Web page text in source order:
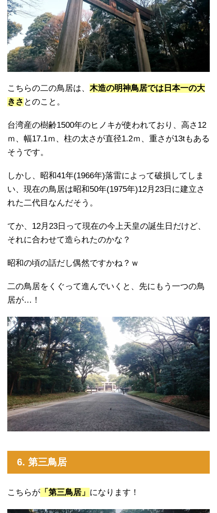
こちらの二の鳥居は、 木造の明神鳥居では日本一の大
きさ とのこと。
台湾産の樹齢1500年のヒノキが使われており、高さ12
ｍ、幅17.1ｍ、柱の太さが直径1.2ｍ、重さが13tもある
そうです。
しかし、昭和41年(1966年)落雷によって破損してしま
い、現在の鳥居は昭和50年(1975年)12月23日に建立さ
れた二代目なんだそう。
てか、12月23日って現在の今上天皇の誕生日だけど、
それに合わせて造られたのかな？
昭和の頃の話だし偶然ですかね？ｗ
二の鳥居をくぐって進んでいくと、先にもう一つの鳥
居が…！
6. 第三鳥居
こちらが 「第三鳥居」 になります！